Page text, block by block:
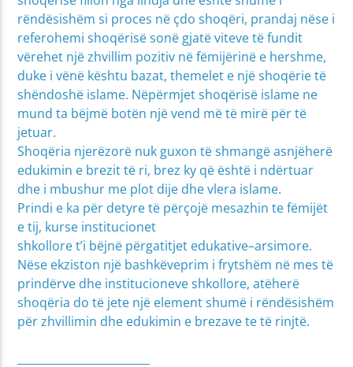
rëndësishëm si proces në çdo shoqëri, prandaj nëse i
referohemi shoqërisë sonë gjatë viteve të fundit
vërehet një zhvillim pozitiv në fëmijërinë e hershme,
duke i vënë kështu bazat, themelet e një shoqërie të
shëndoshë islame. Nëpërmjet shoqërisë islame ne
mund ta bëjmë botën një vend më të mirë për të
jetuar.
Shoqëria njerëzorë nuk guxon të shmangë asnjëherë
edukimin e brezit të ri, brez ky që është i ndërtuar
dhe i mbushur me plot dije dhe vlera islame.
Prindi e ka për detyre të përçojë mesazhin te fëmijët
e tij, kurse institucionet
shkollore t’i bëjnë përgatitjet edukative–arsimore.
Nëse ekziston një bashkëveprim i frytshëm në mes të
prindërve dhe institucioneve shkollore, atëherë
shoqëria do të jete një element shumë i rëndësishëm
për zhvillimin dhe edukimin e brezave te të rinjtë.